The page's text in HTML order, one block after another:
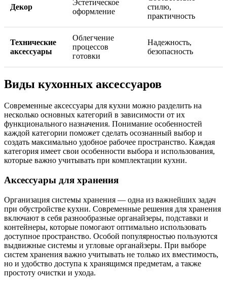
Декор
Эстетическое
оформление
стилю,
практичность
Технические
аксессуары
Облегчение
процессов
готовки
Надежность,
безопасность
Виды кухонных аксессуаров
Современные аксессуары для кухни можно разделить на
несколько основных категорий в зависимости от их
функционального назначения. Понимание особенностей
каждой категории поможет сделать осознанный выбор и
создать максимально удобное рабочее пространство. Каждая
категория имеет свои особенности выбора и использования,
которые важно учитывать при комплектации кухни.
Аксессуары для хранения
Организация системы хранения — одна из важнейших задач
при обустройстве кухни. Современные решения для хранения
включают в себя разнообразные органайзеры, подставки и
контейнеры, которые помогают оптимально использовать
доступное пространство. Особой популярностью пользуются
выдвижные системы и угловые органайзеры. При выборе
систем хранения важно учитывать не только их вместимость,
но и удобство доступа к хранящимся предметам, а также
простоту очистки и ухода.